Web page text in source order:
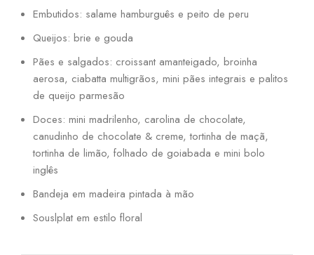
Embutidos: salame hamburguês e peito de peru
Queijos: brie e gouda
Pães e salgados: croissant amanteigado, broinha
aerosa, ciabatta multigrãos, mini pães integrais e palitos
de queijo parmesão
Doces: mini madrilenho, carolina de chocolate,
canudinho de chocolate & creme, tortinha de maçã,
tortinha de limão, folhado de goiabada e mini bolo
inglês
Bandeja em madeira pintada à mão
Souslplat em estilo floral